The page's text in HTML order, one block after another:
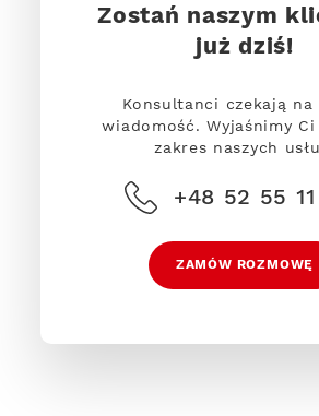
Zostań naszym
już dziś!
Konsultanci czekają na
wiadomość. Wyjaśnimy
zakres naszych
+48 52 55
ZAMÓW ROZMOWĘ